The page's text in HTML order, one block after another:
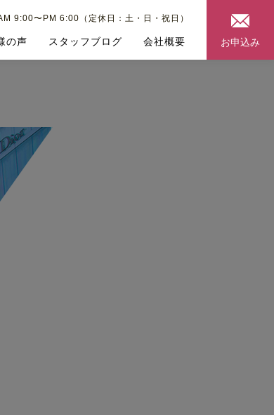
9:00〜PM 6:00（定休日：土・日・祝日）
の声 スタッフブログ 会社概要 お申込み